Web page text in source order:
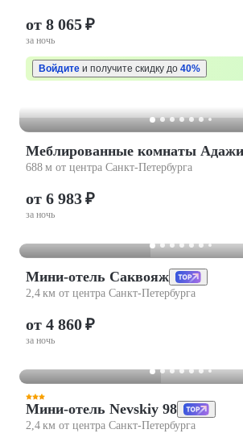
от 8 065 ₽
за ночь
Войдите и получите скидку до 40%
688 м от центра Санкт-Петербурга
от 6 983 ₽
за ночь
Мини-отель Саквояж
2,4 км от центра Санкт-Петербурга
от 4 860 ₽
за ночь
Мини-отель Nevskiy 98
2,4 км от центра Санкт-Петербурга